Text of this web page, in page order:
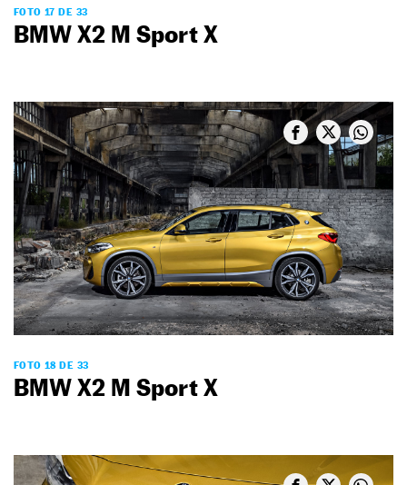
FOTO 17 DE 33
BMW X2 M Sport X
FOTO 18 DE 33
BMW X2 M Sport X